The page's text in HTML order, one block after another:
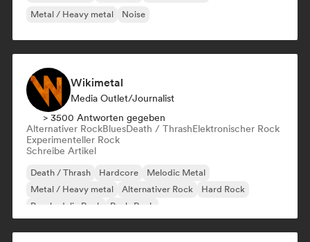
Metal / Heavy metal
Noise
Wikimetal
Media Outlet/Journalist
> 3500 Antworten gegeben
Alternativer RockBluesDeath / ThrashElektronischer Rock
Experimenteller Rock
Schreibe Artikel
Death / Thrash Hardcore
Melodic Metal
Metal / Heavy metal
Alternativer Rock
Hard Rock
Psychedelic Rock
Punk-Rock